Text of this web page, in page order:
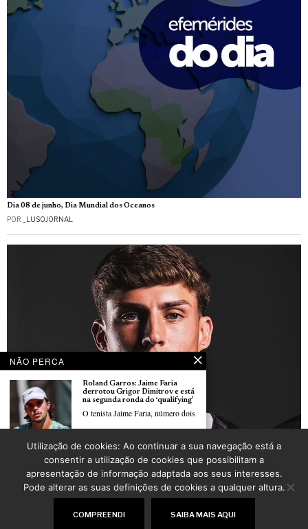
Dia 08 de junho, Dia Mundial dos Oceanos
POR _LUSOJORNAL
Diogo Sousa sai do Vitória de Guimarães e vai reforçar os franceses do Strasbourg
_LUSOJORNAL
©2026LusoJornal | Todos os direitos reservados
NÃO PERCA
Roland Garros: Jaime Faria
derrotou Grigor Dimitrov e está
na segunda ronda do ‘qualifying’
O tenista Jaime Faria, número dois
Roland Garros: Sete
portugueses em Paris e Jaime
Faria inicia ‘qualy’ diante de
reputado Grigor Dimitrov
O tenista português Jaime Faria vai
Utilização de cookies: Ao continuar a sua navegação está a
consentir a utilização de cookies que possibilitam a
apresentação de informação adaptada aos seus interesses.
Pode alterar as suas definições de cookies a qualquer altura.
COMPREENDI SAIBA MAIS AQUI